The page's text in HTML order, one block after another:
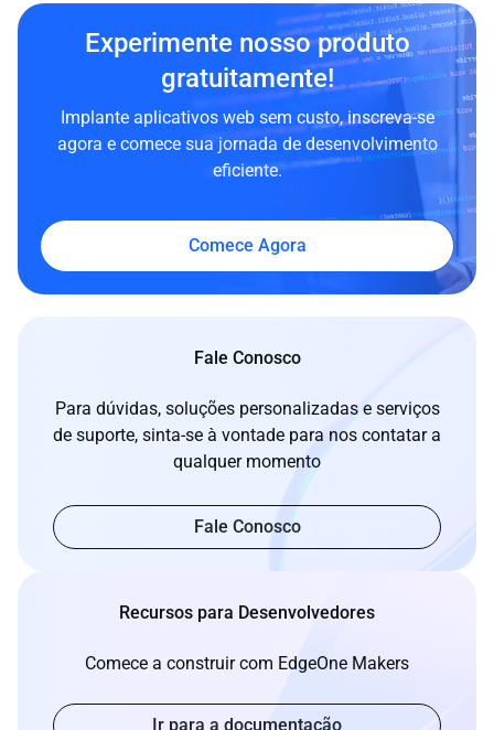
Experimente nosso produto
gratuitamente!
Implante aplicativos web sem custo, inscreva-se
agora e comece sua jornada de desenvolvimento
eficiente.
Comece Agora
Fale Conosco
Para dúvidas, soluções personalizadas e serviços
de suporte, sinta-se à vontade para nos contatar a
qualquer momento
Fale Conosco
Recursos para Desenvolvedores
Comece a construir com EdgeOne Makers
Ir para a documentação